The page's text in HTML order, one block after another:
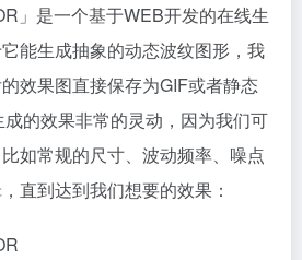
」是一个基于WEB开发的在线生
能生成抽象的动态波纹图形，我
效果图直接保存为GIF或者静态
的效果非常的灵动，因为我们可
如常规的尺寸、波动频率、噪点
直到达到我们想要的效果：